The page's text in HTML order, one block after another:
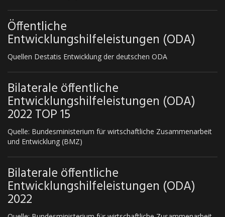
Öffentliche
Entwicklungshilfeleistungen (ODA)
Quellen Destatis Entwicklung der deutschen ODA
Bilaterale öffentliche
Entwicklungshilfeleistungen (ODA)
2022 TOP 15
Quelle: Bundesministerium für wirtschaftliche Zusammenarbeit
und Entwicklung (BMZ)
Bilaterale öffentliche
Entwicklungshilfeleistungen (ODA)
2022